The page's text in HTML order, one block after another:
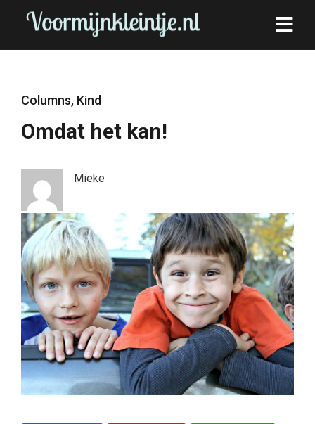
Columns, Kind
Omdat het kan!
Mieke